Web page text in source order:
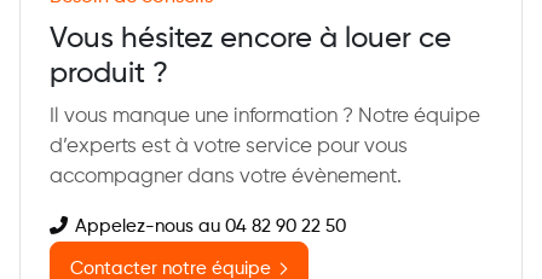
Vous hésitez encore à louer ce
produit ?
Il vous manque une information ? Notre équipe
d’experts est à votre service pour vous
accompagner dans votre évènement.
Appelez-nous au 04 82 90 22 50
Contacter notre équipe